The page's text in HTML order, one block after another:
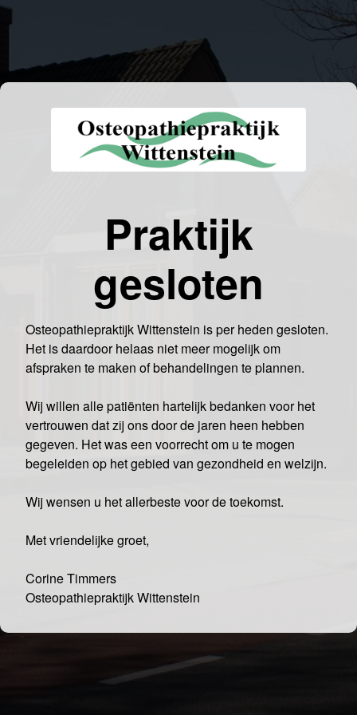
Praktijk
gesloten
Osteopathiepraktijk Wittenstein is per heden gesloten.
Het is daardoor helaas niet meer mogelijk om
afspraken te maken of behandelingen te plannen.
Wij willen alle patiënten hartelijk bedanken voor het
vertrouwen dat zij ons door de jaren heen hebben
gegeven. Het was een voorrecht om u te mogen
begeleiden op het gebied van gezondheid en welzijn.
Wij wensen u het allerbeste voor de toekomst.
Met vriendelijke groet,
Corine Timmers
Osteopathiepraktijk Wittenstein